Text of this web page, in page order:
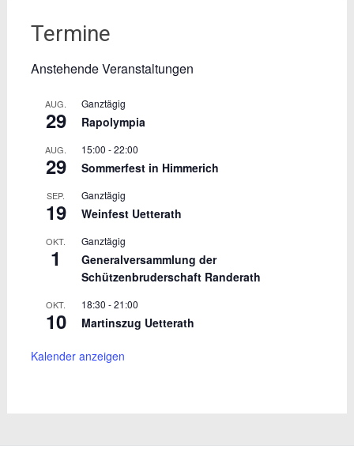
Termine
Anstehende Veranstaltungen
AUG.
29
Ganztägig
Rapolympia
AUG.
29
15:00 -22:00
Sommerfest in Himmerich
SEP.
19
Ganztägig
Weinfest Uetterath
OKT.
1
Ganztägig
Generalversammlung der
Schützenbruderschaft Randerath
OKT.
10
18:30 -21:00
Martinszug Uetterath
Kalender anzeigen